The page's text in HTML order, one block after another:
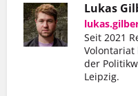
Lukas
Seit 2021
Volontariat
der
Leipzig.